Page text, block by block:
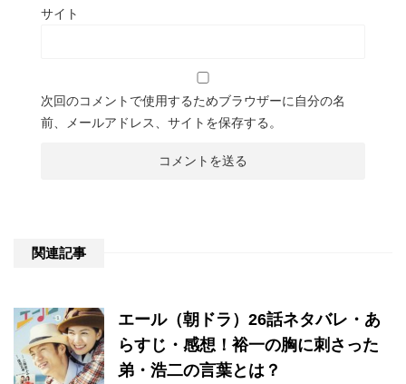
サイト
次回のコメントで使用するためブラウザーに自分の名
前、メールアドレス、サイトを保存する。
関連記事
エール（朝ドラ）26話ネタバレ・あ
らすじ・感想！裕一の胸に刺さった
弟・浩二の言葉とは？